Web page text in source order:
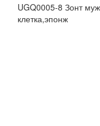
UGQ0005-8 Зонт
клетка,эпонж